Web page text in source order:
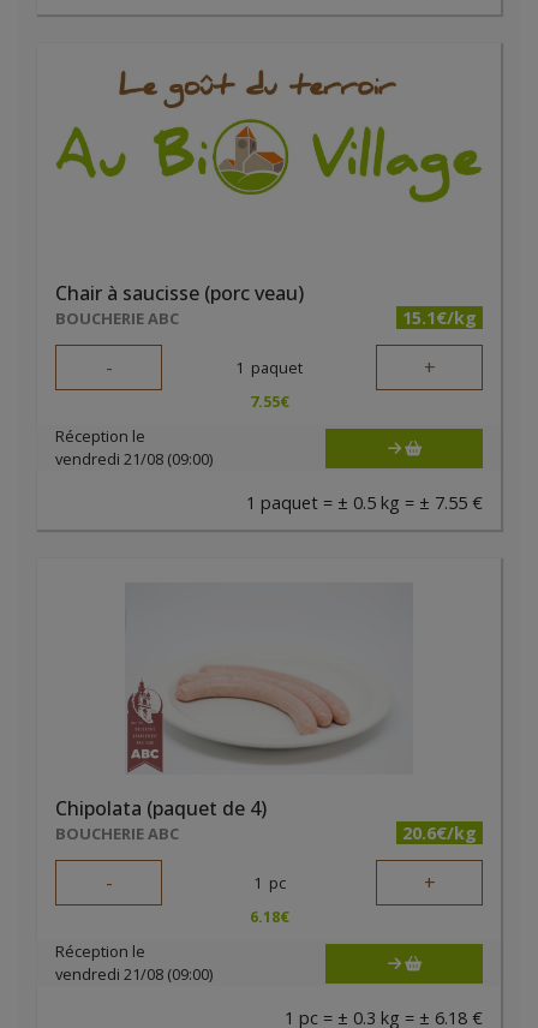
Chair à saucisse (porc veau)
BOUCHERIE ABC 15.1€/kg
- 1 paquet +
7.55€
Réception le
vendredi 21/08 (09:00)
1 paquet = ± 0.5 kg = ± 7.55 €
Chipolata (paquet de 4)
BOUCHERIE ABC 20.6€/kg
- 1 pc +
6.18€
Réception le
vendredi 21/08 (09:00)
1 pc = ± 0.3 kg = ± 6.18 €